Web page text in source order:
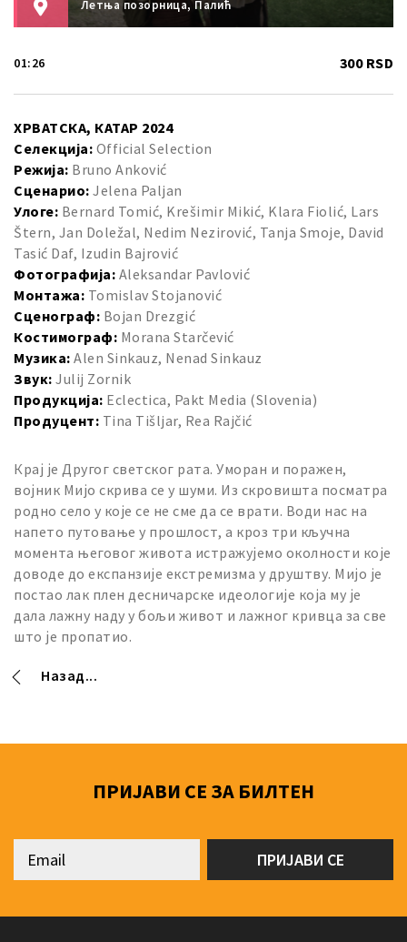
Летња позорница, Палић
01:26 300 RSD
ХРВАТСКА, КАТАР 2024
Селекција: Official Selection
Режија: Bruno Anković
Сценарио: Jelena Paljan
Улоге: Bernard Tomić, Krešimir Mikić, Klara Fiolić, Lars
Štern, Jan Doležal, Nedim Nezirović, Tanja Smoje, David
Tasić Daf, Izudin Bajrović
Фотографија: Aleksandar Pavlović
Монтажа: Tomislav Stojanović
Сценограф: Bojan Drezgić
Костимограф: Morana Starčević
Музика: Alen Sinkauz, Nenad Sinkauz
Звук: Julij Zornik
Продукција: Eclectica, Pakt Media (Slovenia)
Продуцент: Tina Tišljar, Rea Rajčić
Крај је Другог светског рата. Уморан и поражен,
војник Мијо скрива се у шуми. Из скровишта посматра
родно село у које се не сме да се врати. Води нас на
напето путовање у прошлост, а кроз три кључна
момента његовог живота истражујемо околности које
доводе до експанзије екстремизма у друштву. Мијо је
постао лак плен десничарске идеологије која му је
дала лажну наду у бољи живот и лажног кривца за све
што је пропатио.
Назад...
ПРИЈАВИ СЕ ЗА БИЛТЕН